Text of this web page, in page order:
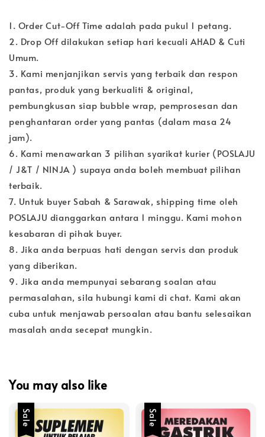
1. Order Cut-Off Time adalah pada pukul 1 petang.
2. Drop Off dilakukan setiap hari kecuali AHAD & Cuti
Umum.
3. Kami menjanjikan servis yang terbaik dan respon
pantas, produk yang berkualiti & original,
pembungkusan siap bubble wrap, pemprosesan dan
penghantaran order yang pantas (dalam masa 24
jam).
6. Kami menawarkan 3 pilihan syarikat kurier (POSLAJU
/ J&T / NINJA ) supaya anda boleh membuat pilihan
terbaik.
7. Untuk buyer Sabah & Sarawak, shipping time oleh
POSLAJU dianggarkan antara 1 minggu. Kami mohon
kesabaran di pihak buyer.
8. Jika anda berpuas hati dengan servis dan produk
yang diberikan.
9. Jika anda mempunyai sebarang soalan atau
permasalahan, sila hubungi kami di chat. Kami akan
cuba untuk menjawab persoalan atau bantu selesaikan
masalah anda secepat mungkin.
You may also like
Sale Sale